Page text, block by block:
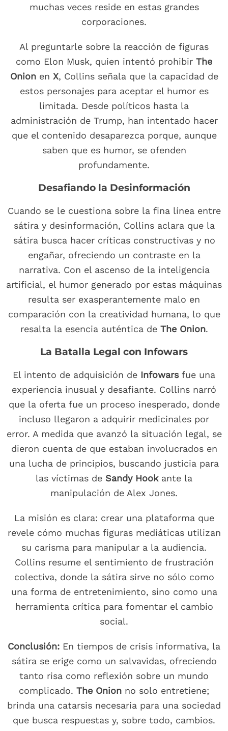
muchas veces reside en estas grandes
corporaciones.
Al preguntarle sobre la reacción de figuras
como Elon Musk, quien intentó prohibir The
Onionen X, Collins señala que la capacidad de
estos personajes para aceptar el humor es
limitada. Desde políticos hasta la
administración de Trump, han intentado hacer
que el contenido desaparezca porque, aunque
saben que es humor, se ofenden
profundamente.
Desafiando la Desinformación
Cuando se le cuestiona sobre la fina línea entre
sátira y desinformación, Collins aclara que la
sátira busca hacer críticas constructivas y no
engañar, ofreciendo un contraste en la
narrativa. Con el ascenso de la inteligencia
artificial, el humor generado por estas máquinas
resulta ser exasperantemente malo en
comparación con la creatividad humana, lo que
resalta la esencia auténtica de The Onion.
La Batalla Legal con Infowars
El intento de adquisición de Infowarsfue una
experiencia inusual y desafiante. Collins narró
que la oferta fue un proceso inesperado, donde
incluso llegaron a adquirir medicinales por
error. A medida que avanzó la situación legal, se
dieron cuenta de que estaban involucrados en
una lucha de principios, buscando justicia para
las víctimas de Sandy Hookante la
manipulación de Alex Jones.
La misión es clara: crear una plataforma que
revele cómo muchas figuras mediáticas utilizan
su carisma para manipular a la audiencia.
Collins resume el sentimiento de frustración
colectiva, donde la sátira sirve no sólo como
una forma de entretenimiento, sino como una
herramienta crítica para fomentar el cambio
social.
Conclusión: En tiempos de crisis informativa, la
sátira se erige como un salvavidas, ofreciendo
tanto risa como reflexión sobre un mundo
complicado. The Onion no solo entretiene;
brinda una catarsis necesaria para una sociedad
que busca respuestas y, sobre todo, cambios.